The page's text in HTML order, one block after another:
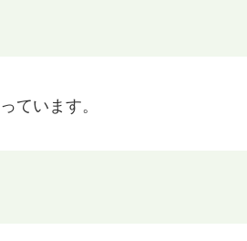
ています。